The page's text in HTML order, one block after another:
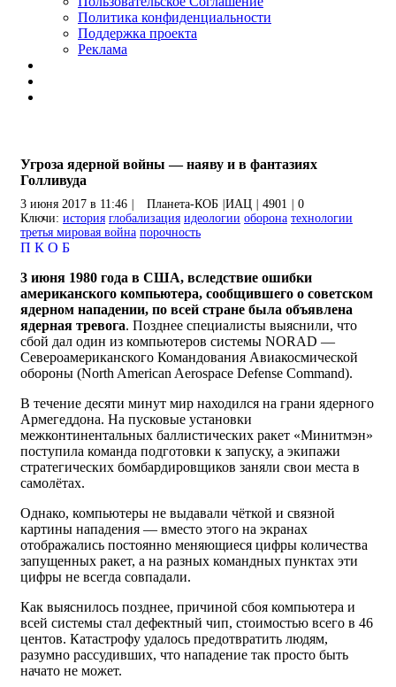
Политика конфиденциальности
Поддержка проекта
Реклама
Угроза ядерной войны — наяву и в фантазиях
Голливуда
3 июня 2017 в 11:46 Планета-КОБ ИАЦ 4901
0
Ключи: история глобализация идеологии оборона технологии
третья мировая война порочность
П К О Б
3 июня 1980 года в США, вследствие ошибки
американского компьютера, сообщившего о советском
ядерном нападении, по всей стране была объявлена
ядерная тревога. Позднее специалисты выяснили, что
сбой дал один из компьютеров системы NORAD —
Североамериканского Командования Авиакосмической
обороны (North American Aerospace Defense Command).
В течение десяти минут мир находился на грани ядерного
Армегеддона. На пусковые установки
межконтинентальных баллистических ракет «Минитмэн»
поступила команда подготовки к запуску, а экипажи
стратегических бомбардировщиков заняли свои места в
самолётах.
Однако, компьютеры не выдавали чёткой и связной
картины нападения — вместо этого на экранах
отображались постоянно меняющиеся цифры количества
запущенных ракет, а на разных командных пунктах эти
цифры не всегда совпадали.
Как выяснилось позднее, причиной сбоя компьютера и
всей системы стал дефектный чип, стоимостью всего в 46
центов. Катастрофу удалось предотвратить людям,
разумно рассудивших, что нападение так просто быть
начато не может.